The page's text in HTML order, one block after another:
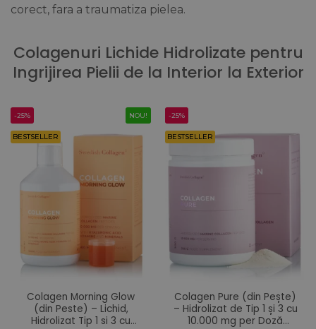
corect, fara a traumatiza pielea.
Colagenuri Lichide Hidrolizate pentru
Ingrijirea Pielii de la Interior la Exterior
-25%
BESTSELLER
NOU!
Colagen Morning Glow
(din Peste) – Lichid,
Hidrolizat Tip 1 si 3 cu
-25%
BESTSELLER
Colagen Pure (din Pește)
– Hidrolizat de Tip 1 și 3 cu
10.000 mg per Doză